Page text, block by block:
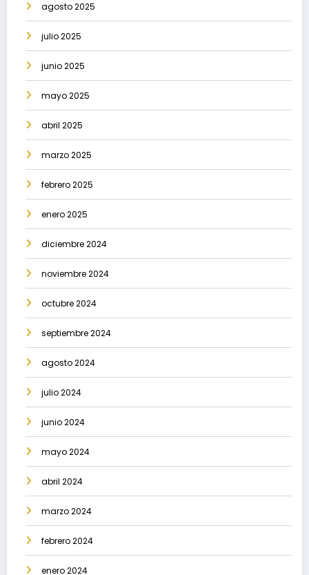
agosto 2025
julio 2025
junio 2025
mayo 2025
abril 2025
marzo 2025
febrero 2025
enero 2025
diciembre 2024
noviembre 2024
octubre 2024
septiembre 2024
agosto 2024
julio 2024
junio 2024
mayo 2024
abril 2024
marzo 2024
febrero 2024
enero 2024